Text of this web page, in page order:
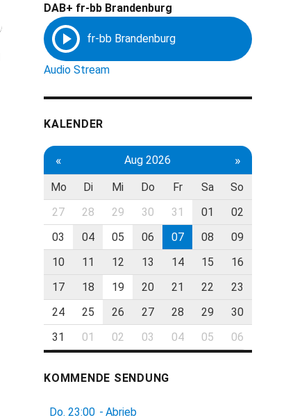
DAB+ fr-bb Brandenburg
Audio Stream
KALENDER
« Aug 2026 »
Mo Di Mi Do Fr Sa
So
27
28 29 30 31 01
02
03
04 05 06 07 08
09
10
11 12 13 14 15
16
17
18 19 20 21 22
23
24
25 26 27 28 29
30
31
01 02 03 04 05 06
KOMMENDE SENDUNG
Do. 23:00 - Abrieb